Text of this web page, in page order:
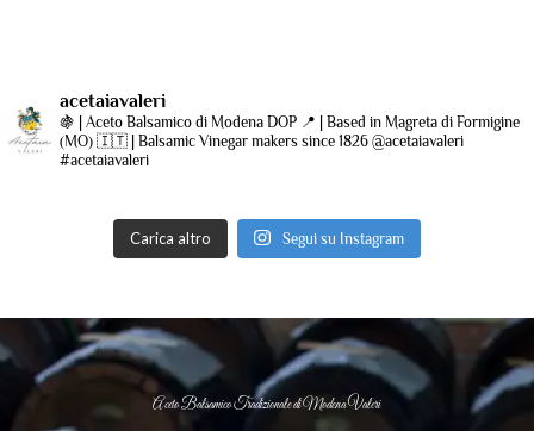
acetaiavaleri
🍇 | Aceto Balsamico di Modena DOP 📍 | Based in Magreta di Formigine
(MO) 🇮🇹 | Balsamic Vinegar makers since 1826 @acetaiavaleri
#acetaiavaleri
Carica altro Segui su Instagram
Aceto Balsamico Tradizionale di Modena Valeri